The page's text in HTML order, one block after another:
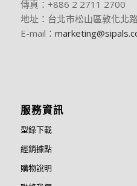
傳真：+886 2 2711 2700
地址：台北市松山區敦化北
E-mail：
服務資訊
型錄下載
經銷據點
購物說明